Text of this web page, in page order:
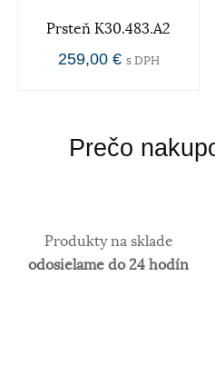
Prsteň K30.483.A2
259,00 € s DPH
Prečo
Produkty na sklade
odosielame do 24 hodín